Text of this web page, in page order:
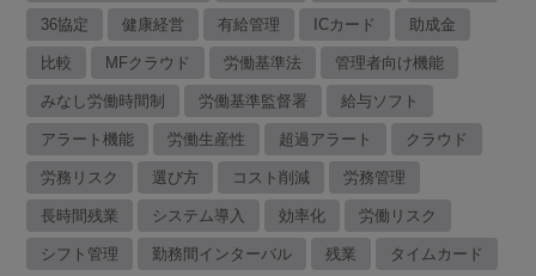
36協定 健康経営 有給管理 ICカード 助成金
比較 MFクラウド 労働基準法 管理者向け機能
みなし労働時間制 労働基準監督署 給与ソフト
アラート機能 労働生産性 超過アラート クラウド
労務リスク 選び方 コスト削減 労務管理
長時間残業 システム導入 効率化 労働リスク
シフト管理 勤務間インターバル 残業 タイムカード